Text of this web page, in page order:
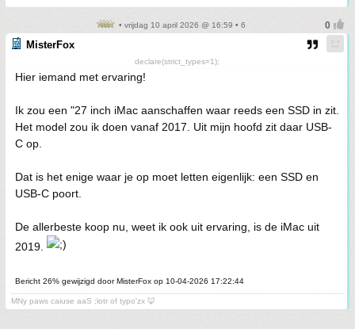
• vrijdag 10 april 2026 @ 16:59 • 6
MisterFox
declare(strict_types=1);
Hier iemand met ervaring!
Ik zou een "27 inch iMac aanschaffen waar reeds een SSD in zit.
Het model zou ik doen vanaf 2017. Uit mijn hoofd zit daar USB-
C op.
Dat is het enige waar je op moet letten eigenlijk: een SSD en
USB-C poort.
De allerbeste koop nu, weet ik ook uit ervaring, is de iMac uit
2019.
Bericht 26% gewijzigd door MisterFox op 10-04-2026 17:22:44
MNy paws caiuse aaS ;lotr of typo'zx 🦊